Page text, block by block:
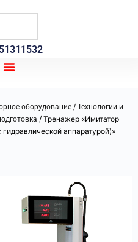
оборудование / Технологии и
/ Тренажер «Имитатор
аппаратурой)»